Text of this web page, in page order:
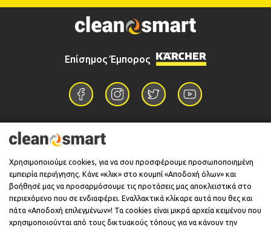
Επίσημος Έμπορος
Επικοινωνία
Πληροφορίες
Χρησιμοποιούμε cookies, για να σου προσφέρουμε προσωποποιημένη
εμπειρία περιήγησης. Κάνε «κλικ» στο κουμπί «Αποδοχή όλων» και
βοήθησέ μας να προσαρμόσουμε τις προτάσεις μας αποκλειστικά στο
περιεχόμενο που σε ενδιαφέρει. Εναλλακτικά κλίκαρε αυτά που θες και
πάτα «Αποδοχή επιλεγμένων»! Τα cookies είναι μικρά αρχεία κειμένου που
χρησιμοποιούνται από τους δικτυακούς τόπους για να κάνουν την